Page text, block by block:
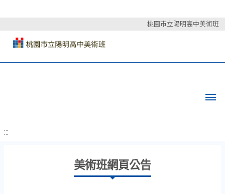
桃園市立陽明高中美術班
:::
美術班網頁公告